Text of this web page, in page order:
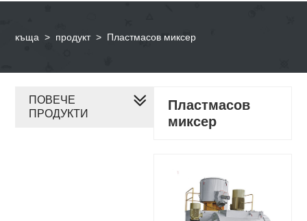
къща > продукт > Пластмасов миксер
Пластмасов
миксер
ПОВЕЧЕ
ПРОДУКТИ